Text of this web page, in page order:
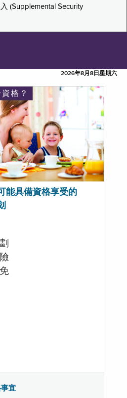
(Supplemental Security
2026年8月8日星期六
格？
能具備資格享受的
宜